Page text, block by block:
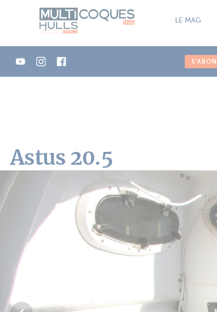
LE MAG
Astus 20.5
Panneau de gestion des cookies